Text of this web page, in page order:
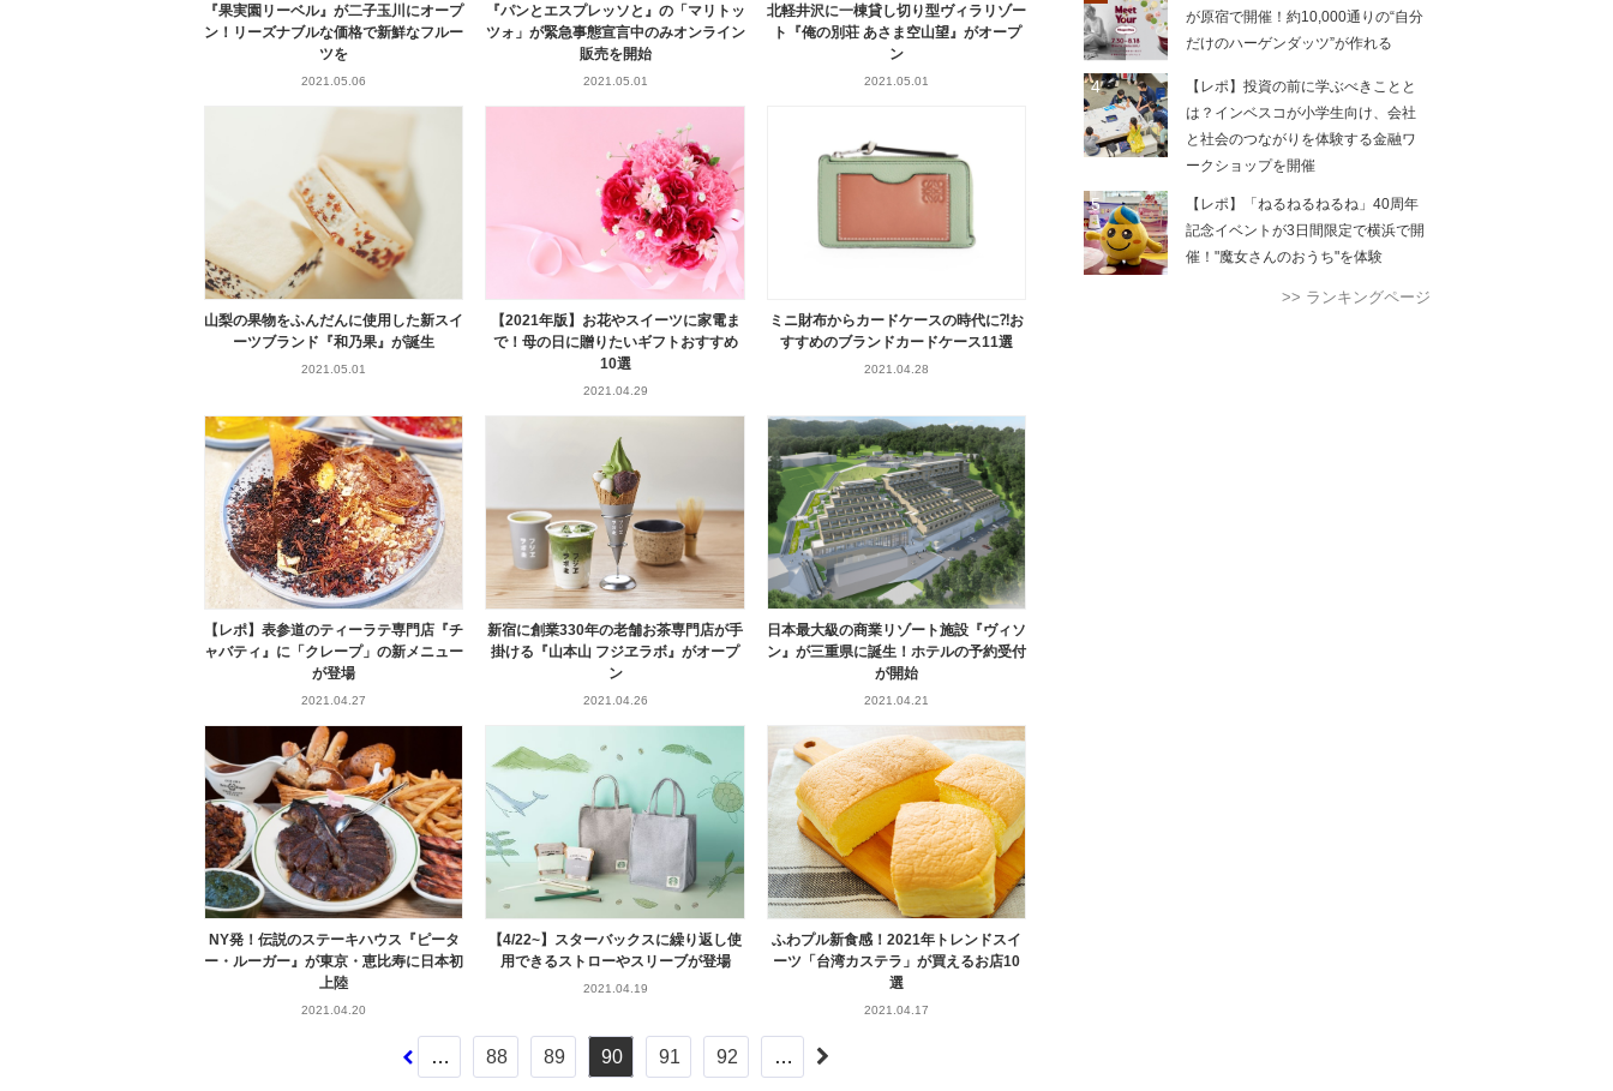
『果実園リーベル』が二子玉川にオープ
ン！リーズナブルな価格で新鮮なフルー
ツを
2021.05.06
『パンとエスプレッソと』の「マリトッ
ツォ」が緊急事態宣言中のみオンライン
販売を開始
2021.05.01
北軽井沢に一棟貸し切り型ヴィラリゾー
ト『俺の別荘 あさま空山望』がオープ
ン
2021.05.01
山梨の果物をふんだんに使用した新スイ
ーツブランド『和乃果』が誕生
2021.05.01
【2021年版】お花やスイーツに家電ま
で！母の日に贈りたいギフトおすすめ
10選
2021.04.29
ミニ財布からカードケースの時代に⁈お
すすめのブランドカードケース11選
2021.04.28
【レポ】表参道のティーラテ専門店『チ
ャバティ』に「クレープ」の新メニュー
が登場
2021.04.27
新宿に創業330年の老舗お茶専門店が手
掛ける『山本山 フジヱラボ』がオープ
ン
2021.04.26
日本最大級の商業リゾート施設『ヴィソ
ン』が三重県に誕生！ホテルの予約受付
が開始
2021.04.21
NY発！伝説のステーキハウス『ピータ
ー・ルーガー』が東京・恵比寿に日本初
上陸
2021.04.20
【4/22~】スターバックスに繰り返し使
用できるストローやスリーブが登場
2021.04.19
ふわプル新食感！2021年トレンドスイ
ーツ「台湾カステラ」が買えるお店10
選
2021.04.17
… 88 89 90 91 92 …
が原宿で開催！約10,000通りの“自分
だけのハーゲンダッツ”が作れる
【レポ】投資の前に学ぶべきことと
は？インベスコが小学生向け、会社
と社会のつながりを体験する金融ワ
ークショップを開催
【レポ】「ねるねるねるね」40周年
記念イベントが3日間限定で横浜で開
催！"魔女さんのおうち"を体験
>> ランキングページ